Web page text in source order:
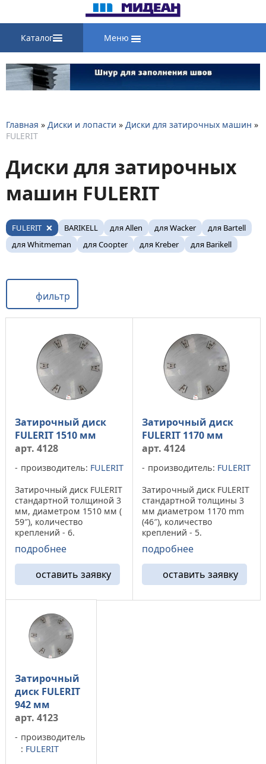
Каталог Меню
Главная » Диски и лопасти » Диски для затирочных машин »
FULERIT
Диски для затирочных
машин FULERIT
FULERIT BARIKELL для Allen для Wacker
для Bartell
для Whitmeman
для Coopter для Kreber для Barikell
фильтр
Затирочный диск
FULERIT 1510 мм
арт. 4128
производитель: FULERIT
Затирочный диск FULERIT
стандартной толщиной 3
мм, диаметром 1510 мм (
59″), количество
креплений - 6.
Устанавливается на
затирочные машины
Allen, Wacker, Bartell,
Whitmeman, Coopter,
Kreber и др. Благодаря
высокому качеству
затирочный ...
подробнее
оставить заявку
Затирочный диск
FULERIT 1170 мм
арт. 4124
производитель: FULERIT
Затирочный диск FULERIT
стандартной толщины 3
мм диаметром 1170 mm
(46″), количество
креплений - 5.
Устанавливается на
затирочные машины
Allen, Wacker, Bartell,
Whitmeman, Coopter,
Kreber и др. Благодаря
подробнее
оставить заявку
Затирочный
диск FULERIT
942 мм
арт. 4123
производитель
: FULERIT